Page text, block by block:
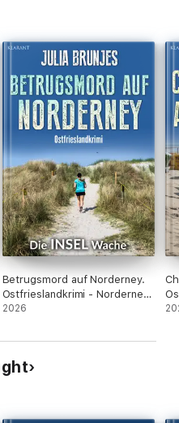
Betrugsmord auf Norderney.
Ostfrieslandkrimi - Norderney
Krimi - Nordseekrimi
2026